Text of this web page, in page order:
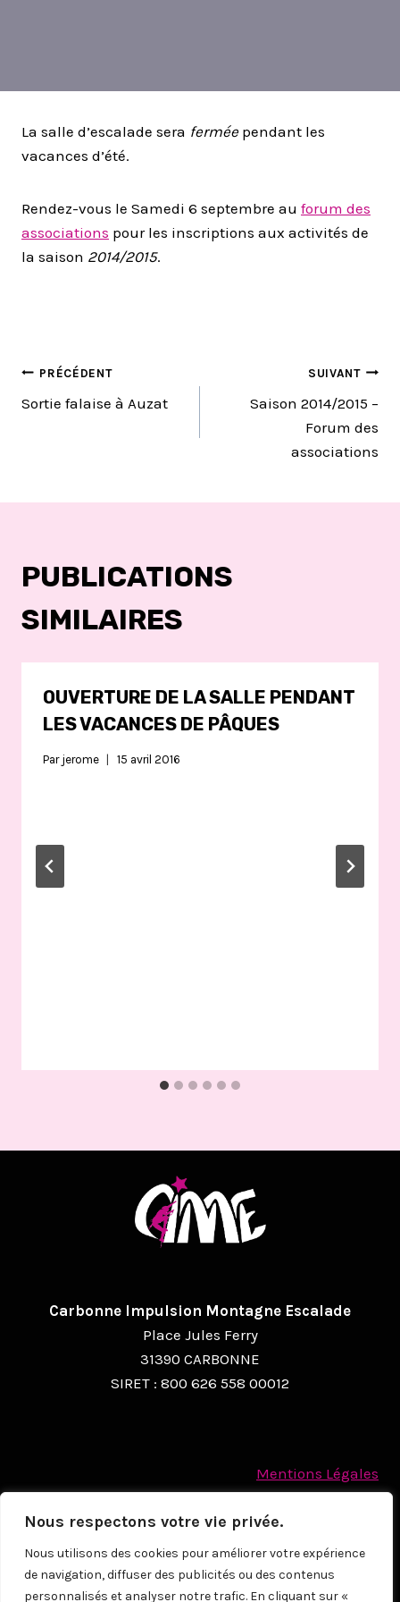
Nous respectons votre vie privée.
Nous utilisons des cookies pour améliorer votre expérience
de navigation, diffuser des publicités ou des contenus
personnalisés et analyser notre trafic. En cliquant sur «
La salle d’escalade sera fermée pendant les
vacances d’été.
Rendez-vous le Samedi 6 septembre au forum des
associations pour les inscriptions aux activités de
la saison 2014/2015.
NAVIGATION
PRÉCÉDENT
Sortie falaise à Auzat
SUIVANT
Saison 2014/2015 –
Forum des
associations
PUBLICATIONS
SIMILAIRES
OUVERTURE DE LA SALLE PENDANT
LES VACANCES DE PÂQUES
Par jerome 15 avril 2016
Carbonne Impulsion Montagne Escalade
Place Jules Ferry
31390 CARBONNE
SIRET : 800 626 558 00012
Mentions Légales
Politique des cookies
Protection des Données à caractère personnel
© 2026